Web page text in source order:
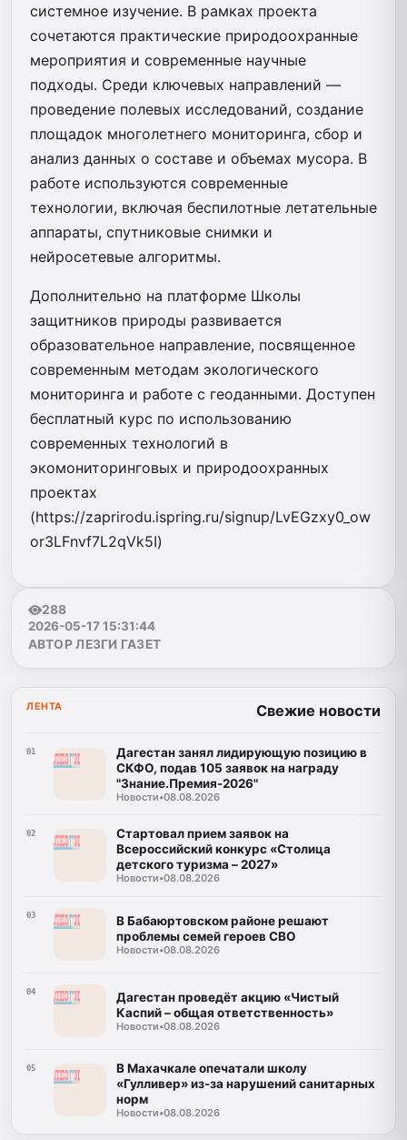
системное изучение. В рамках проекта
сочетаются практические природоохранные
мероприятия и современные научные
подходы. Среди ключевых направлений —
проведение полевых исследований, создание
площадок многолетнего мониторинга, сбор и
анализ данных о составе и объемах мусора. В
работе используются современные
технологии, включая беспилотные летательные
аппараты, спутниковые снимки и
нейросетевые алгоритмы.
Дополнительно на платформе Школы
защитников природы развивается
образовательное направление, посвященное
современным методам экологического
мониторинга и работе с геоданными. Доступен
бесплатный курс по использованию
современных технологий в
экомониторинговых и природоохранных
проектах
(https://zaprirodu.ispring.ru/signup/LvEGzxy0_ow
or3LFnvf7L2qVk5I)
288
2026-05-17 15:31:44
АВТОР ЛЕЗГИ ГАЗЕТ
ЛЕНТА Свежие новости
01
Дагестан занял лидирующую позицию в
СКФО, подав 105 заявок на награду
"Знание.Премия-2026"
Новости•08.08.2026
02
Стартовал прием заявок на
Всероссийский конкурс «Столица
детского туризма – 2027»
Новости•08.08.2026
03
В Бабаюртовском районе решают
проблемы семей героев СВО
Новости•08.08.2026
04
Дагестан проведёт акцию «Чистый
Каспий – общая ответственность»
Новости•08.08.2026
05
В Махачкале опечатали школу
«Гулливер» из-за нарушений санитарных
норм
Новости•08.08.2026